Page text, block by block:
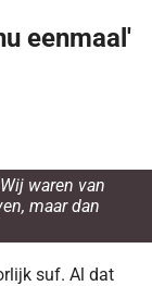
eenmaal'
waren van
maar dan
suf. Al dat